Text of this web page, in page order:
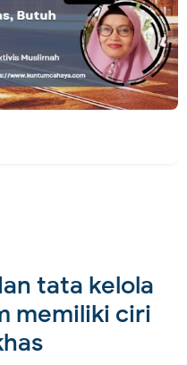
tata kelola
memiliki ciri